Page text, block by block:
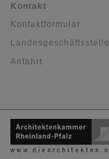
Kontakt
Kontaktformular
Landesgeschäftsstelle
Anfahrt